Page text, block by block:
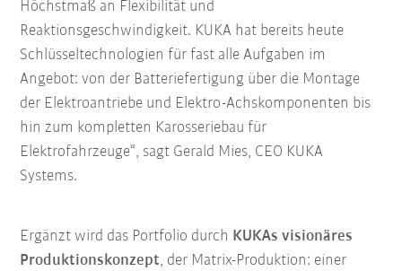
Höchstmaß an Flexibilität und
Reaktionsgeschwindigkeit. KUKA hat bereits heute
Schlüsseltechnologien für fast alle Aufgaben im
Angebot: von der Batteriefertigung über die Montage
der Elektroantriebe und Elektro-Achskomponenten bis
hin zum kompletten Karosseriebau für
Elektrofahrzeuge“, sagt Gerald Mies, CEO KUKA
Systems.
Ergänzt wird das Portfolio durch KUKAs visionäres
Produktionskonzept, der Matrix-Produktion: einer